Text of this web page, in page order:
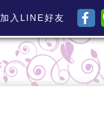
加入LINE好友